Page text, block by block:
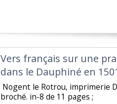
‎Vers français sur une
dans le Dauphiné en
Nogent le Rotrou, imprimerie
broché. in-8 de 11 pages ; ‎